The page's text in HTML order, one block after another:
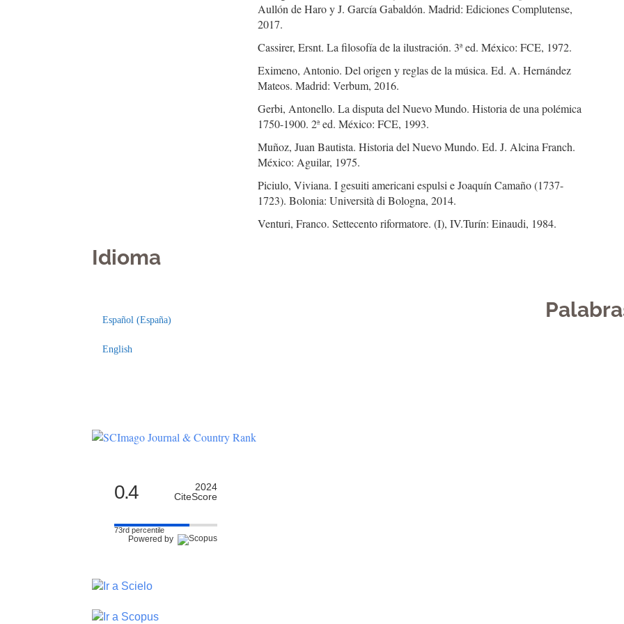
Aullón de Haro y J. García Gabaldón. Madrid: Ediciones Complutense,
2017.
Cassirer, Ersnt. La filosofía de la ilustración. 3ª ed. México: FCE, 1972.
Eximeno, Antonio. Del origen y reglas de la música. Ed. A. Hernández
Mateos. Madrid: Verbum, 2016.
Gerbi, Antonello. La disputa del Nuevo Mundo. Historia de una polémica
1750-1900. 2ª ed. México: FCE, 1993.
Muñoz, Juan Bautista. Historia del Nuevo Mundo. Ed. J. Alcina Franch.
México: Aguilar, 1975.
Piciulo, Viviana. I gesuiti americani espulsi e Joaquín Camaño (1737-
1723). Bolonia: Università di Bologna, 2014.
Venturi, Franco. Settecento riformatore. (I), IV.Turín: Einaudi, 1984.
Idioma
Español (España)
English
Indexaciones
0.4
2024
CiteScore
73rd percentile
Powered by
Licencia